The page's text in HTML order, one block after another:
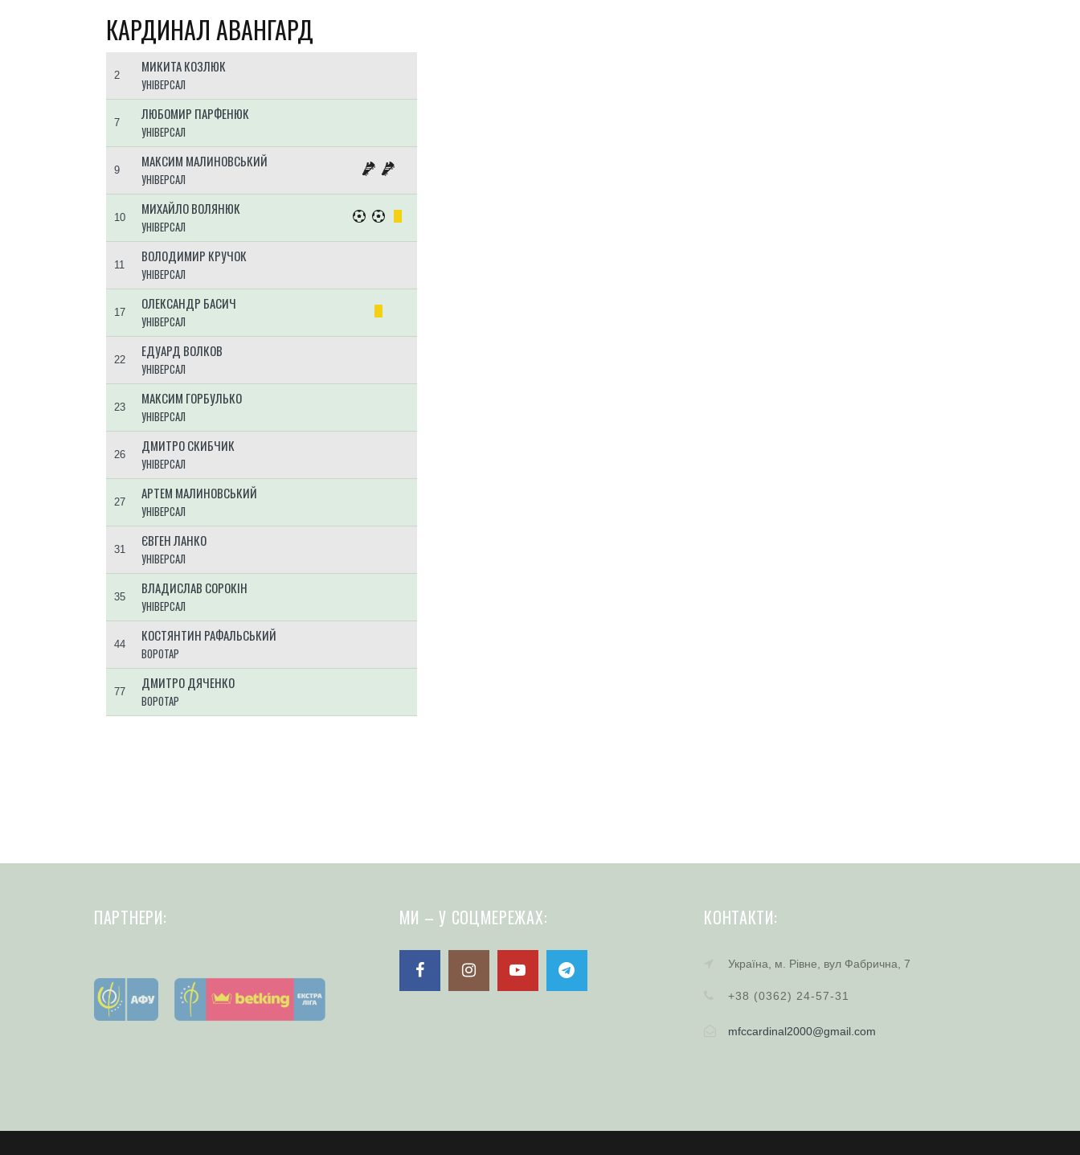
КАРДИНАЛ АВАНГАРД
2
МИКИТА КОЗЛЮК
УНІВЕРСАЛ
7
ЛЮБОМИР ПАРФЕНЮК
УНІВЕРСАЛ
9
МАКСИМ МАЛИНОВСЬКИЙ
УНІВЕРСАЛ
10
МИХАЙЛО ВОЛЯНЮК
УНІВЕРСАЛ
11
ВОЛОДИМИР КРУЧОК
УНІВЕРСАЛ
17
ОЛЕКСАНДР БАСИЧ
УНІВЕРСАЛ
22
ЕДУАРД ВОЛКОВ
УНІВЕРСАЛ
23
МАКСИМ ГОРБУЛЬКО
УНІВЕРСАЛ
26
ДМИТРО СКИБЧИК
УНІВЕРСАЛ
27
АРТЕМ МАЛИНОВСЬКИЙ
УНІВЕРСАЛ
31
ЄВГЕН ЛАНКО
УНІВЕРСАЛ
35
ВЛАДИСЛАВ СОРОКІН
УНІВЕРСАЛ
44
КОСТЯНТИН РАФАЛЬСЬКИЙ
ВОРОТАР
77
ДМИТРО ДЯЧЕНКО
ВОРОТАР
ПАРТНЕРИ: МИ – У СОЦМЕРЕЖАХ: КОНТАКТИ:
Україна, м. Рівне, вул Фабрична, 7
+38 (0362) 24-57-31
mfccardinal2000@gmail.com